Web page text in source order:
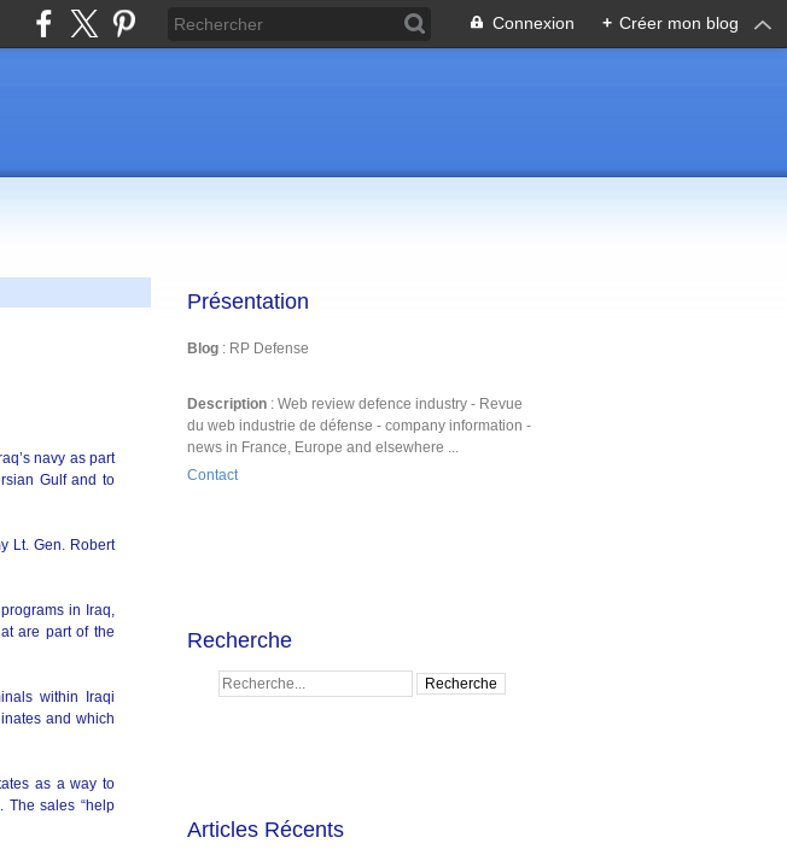
Connexion + Créer mon blog
navy as part
Gulf and to
Lt. Gen. Robert
in Iraq,
are part of the
within Iraqi
and which
as a way to
The sales “help
Présentation
Blog : RP Defense
Description : Web review defence industry - Revue
du web industrie de défense - company information -
news in France, Europe and elsewhere ...
Contact
Recherche
Articles Récents